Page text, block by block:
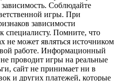
Соблюдайте
игры. При
зависимости
специалисту. Помните, что
не может являться источником
работе. Информационный
проводит игры на реальные
сайт не принимает ни в
и других платежей, которые